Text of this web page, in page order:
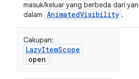
masuk/keluar yang berbeda dari
dalam AnimatedVisibility .
Cakupan:
LazyItemScope
open